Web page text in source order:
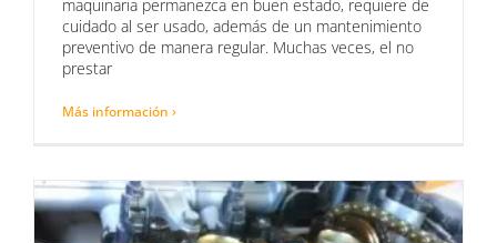
maquinaria permanezca en buen estado, requiere de
cuidado al ser usado, además de un mantenimiento
preventivo de manera regular. Muchas veces, el no
prestar
Más información ›